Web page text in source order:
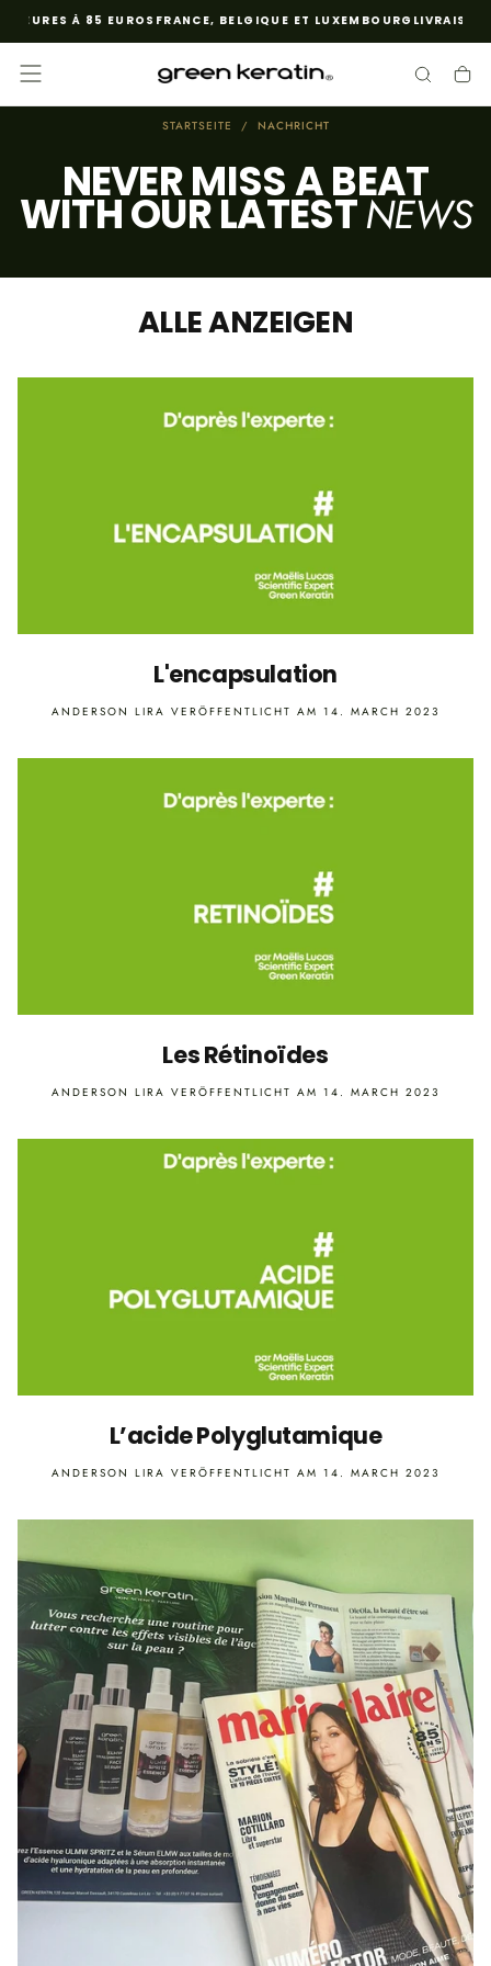
ZUM
SPRINGEN
À 85 EUROSFRANCE, BELGIQUE ET LUXEMBOURGLIVRAISON
STARTSEITE / NACHRICHT
NEVER MISS A BEAT
WITH OUR LATESTNEWS
ALLE ANZEIGEN
L'encapsulation
ANDERSON LIRA VERÖFFENTLICHT AM 14. MARCH 2023
Les Rétinoïdes
ANDERSON LIRA VERÖFFENTLICHT AM 14. MARCH 2023
L’acide Polyglutamique
ANDERSON LIRA VERÖFFENTLICHT AM 14. MARCH 2023